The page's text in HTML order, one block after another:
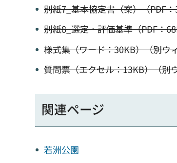
別紙7_基本協定書（案）（PDF
別紙8_選定・評価基準（PDF：
様式集（ワード：30KB）（別ウ
質問票（エクセル：13KB）（別
関連ページ
若洲公園